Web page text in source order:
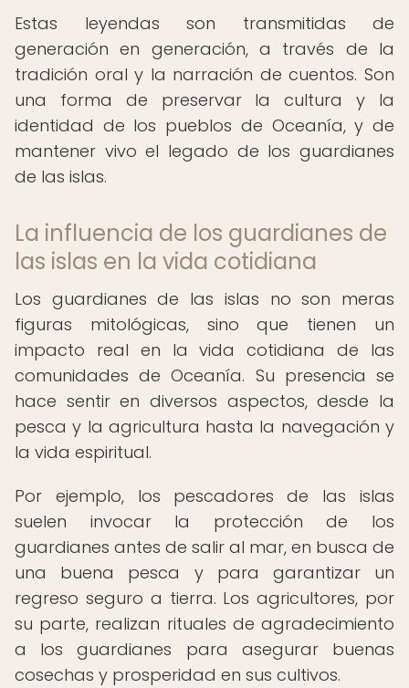
Estas leyendas son transmitidas de
generación en generación, a través de la
tradición oral y la narración de cuentos. Son
una forma de preservar la cultura y la
identidad de los pueblos de Oceanía, y de
mantener vivo el legado de los guardianes
de las islas.
La influencia de los guardianes de
las islas en la vida cotidiana
Los guardianes de las islas no son meras
figuras mitológicas, sino que tienen un
impacto real en la vida cotidiana de las
comunidades de Oceanía. Su presencia se
hace sentir en diversos aspectos, desde la
pesca y la agricultura hasta la navegación y
la vida espiritual.
Por ejemplo, los pescadores de las islas
suelen invocar la protección de los
guardianes antes de salir al mar, en busca de
una buena pesca y para garantizar un
regreso seguro a tierra. Los agricultores, por
su parte, realizan rituales de agradecimiento
a los guardianes para asegurar buenas
cosechas y prosperidad en sus cultivos.